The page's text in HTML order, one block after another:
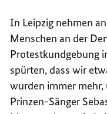
In Leipzig nehmen
Menschen an der
Protestkundgebung
spürten, dass wir
wurden immer mehr,
Prinzen-Sänger